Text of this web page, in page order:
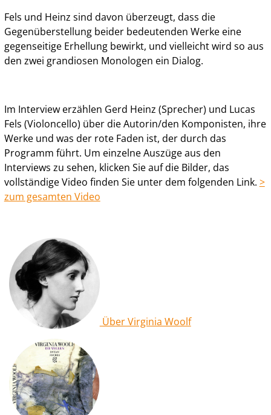
Fels und Heinz sind davon überzeugt, dass die
Gegenüberstellung beider bedeutenden Werke eine
gegenseitige Erhellung bewirkt, und vielleicht wird so aus
den zwei grandiosen Monologen ein Dialog.
Im Interview erzählen Gerd Heinz (Sprecher) und Lucas
Fels (Violoncello) über die Autorin/den Komponisten, ihre
Werke und was der rote Faden ist, der durch das
Programm führt. Um einzelne Auszüge aus den
Interviews zu sehen, klicken Sie auf die Bilder, das
vollständige Video finden Sie unter dem folgenden Link. >
zum gesamten Video
Über Virginia Woolf